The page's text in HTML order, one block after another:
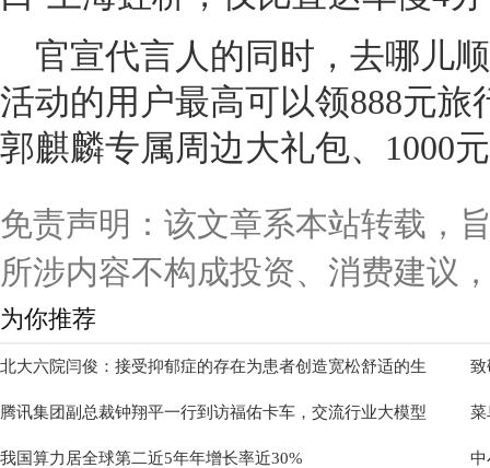
官宣代言人的同时，去哪儿
活动的用户最高可以领888元
郭麒麟专属周边大礼包、1000
免责声明：该文章系本站转载，
所涉内容不构成投资、消费建议
为你推荐
北大六院闫俊：接受抑郁症的存在为患者创造宽松舒适的生 致
腾讯集团副总裁钟翔平一行到访福佑卡车，交流行业大模型 菜
我国算力居全球第二近5年年增长率近30% 中